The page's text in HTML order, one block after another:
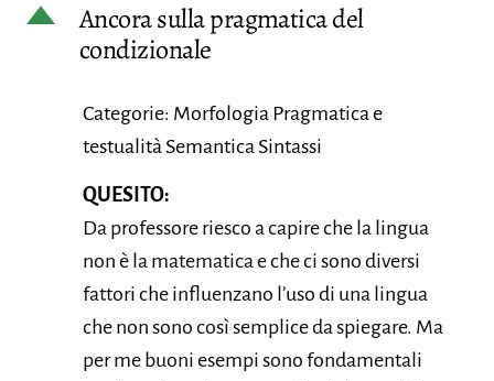
D
Ancora sulla pragmatica del
condizionale
Categorie: Morfologia Pragmatica e
testualità Semantica Sintassi
QUESITO:
Da professore riesco a capire che la lingua
non è la matematica e che ci sono diversi
fattori che influenzano l’uso di una lingua
che non sono così semplice da spiegare. Ma
per me buoni esempi sono fondamentali